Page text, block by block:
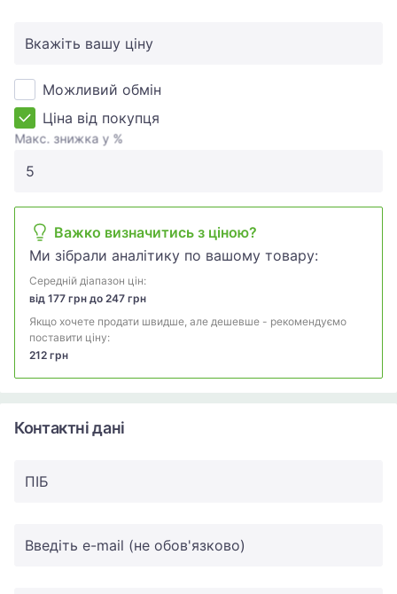
Вкажіть вашу ціну
Можливий обмін
Ціна від покупця
Макс. знижка у %
Важко визначитись з ціною?
Ми зібрали аналітику по вашому товару:
Середній діапазон цін:
від 177 грн до 247 грн
Якщо хочете продати швидше, але дешевше - рекомендуємо
поставити ціну:
212 грн
Контактні дані
ПIБ
Введіть e-mail (не обов'язково)